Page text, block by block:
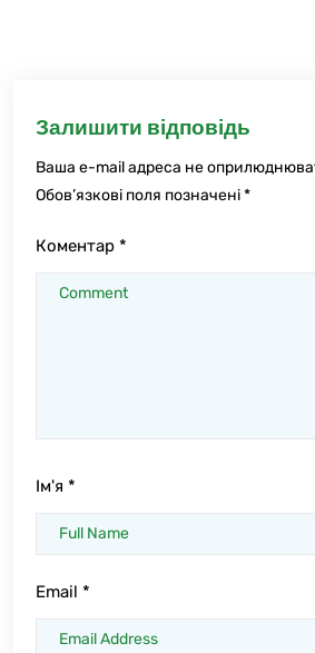
Залишити відповідь
Ваша e-mail адреса не
Обов’язкові поля позначені*
Коментар *
Ім'я *
Email *